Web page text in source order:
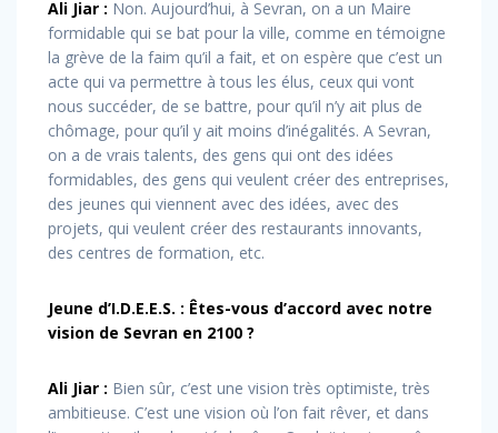
Ali Jiar : Non. Aujourd’hui, à Sevran, on a un Maire
formidable qui se bat pour la ville, comme en témoigne
la grève de la faim qu’il a fait, et on espère que c’est un
acte qui va permettre à tous les élus, ceux qui vont
nous succéder, de se battre, pour qu’il n’y ait plus de
chômage, pour qu’il y ait moins d’inégalités. A Sevran,
on a de vrais talents, des gens qui ont des idées
formidables, des gens qui veulent créer des entreprises,
des jeunes qui viennent avec des idées, avec des
projets, qui veulent créer des restaurants innovants,
des centres de formation, etc.
Jeune d’I.D.E.E.S. : Êtes-vous d’accord avec notre
vision de Sevran en 2100 ?
Ali Jiar : Bien sûr, c’est une vision très optimiste, très
ambitieuse. C’est une vision où l’on fait rêver, et dans